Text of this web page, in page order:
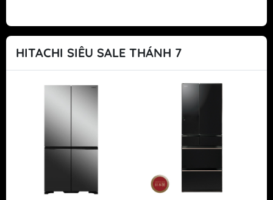
HITACHI SIÊU SALE THÁNH 7